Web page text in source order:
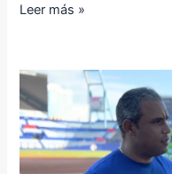
Leer más »
Carlos
Martí
se
habla
de